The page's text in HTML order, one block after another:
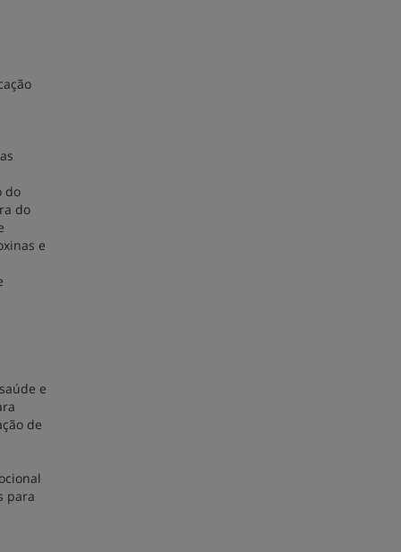
do
do
e
e
de
para